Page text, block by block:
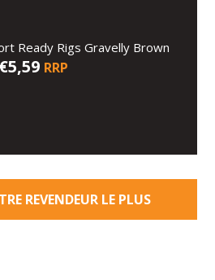
Ready Rigs Gravelly Brown
€5,59 RRP
REVENDEUR LE PLUS